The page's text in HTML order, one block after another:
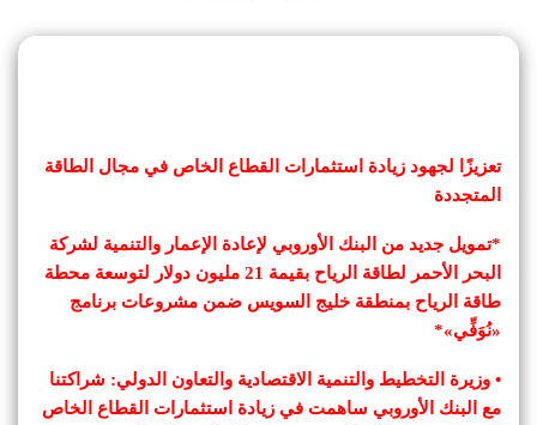
تعزيزًا لجهود زيادة استثمارات القطاع الخاص في مجال الطاقة
المتجددة
*تمويل جديد من البنك الأوروبي لإعادة الإعمار والتنمية لشركة
البحر الأحمر لطاقة الرياح بقيمة 21 مليون دولار لتوسعة محطة
طاقة الرياح بمنطقة خليج السويس ضمن مشروعات برنامج
«نُوَفِّي»*
• وزيرة التخطيط والتنمية الاقتصادية والتعاون الدولي: شراكتنا
مع البنك الأوروبي ساهمت في زيادة استثمارات القطاع الخاص